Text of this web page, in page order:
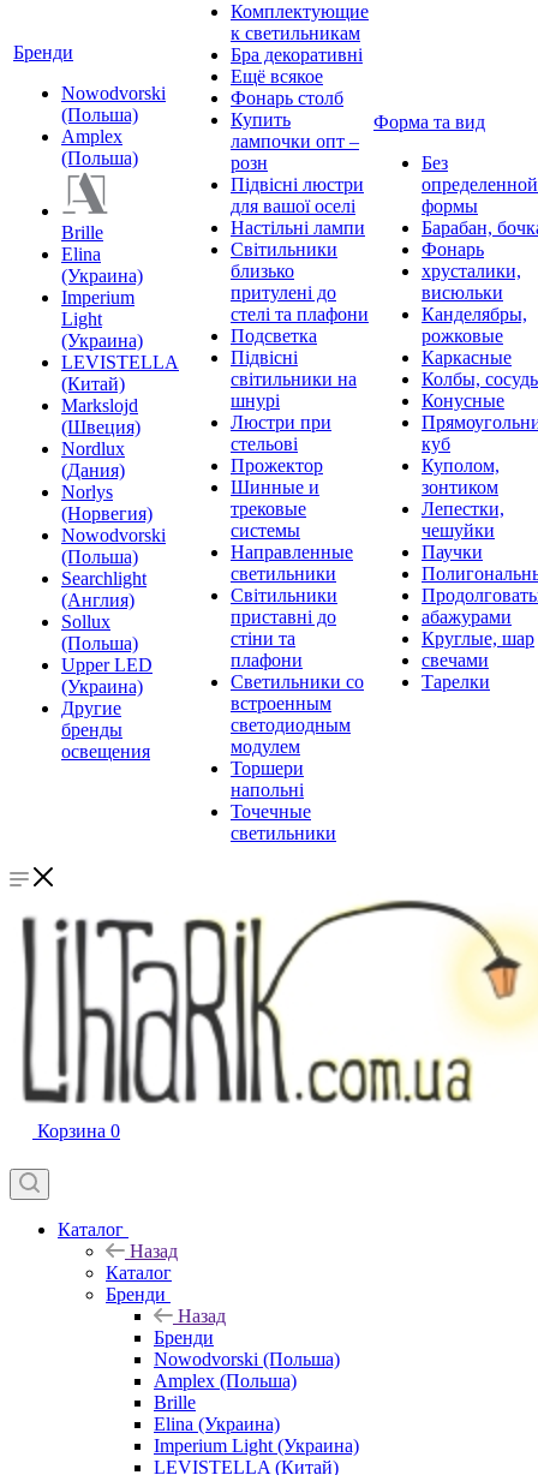
Бренди
Nowodvorski
(Польша)
Amplex
(Польша)
Brille
Elina
(Украина)
Imperium
Light
(Украина)
LEVISTELLA
(Китай)
Markslojd
(Швеция)
Nordlux
(Дания)
Norlys
(Норвегия)
Nowodvorski
(Польша)
Searchlight
(Англия)
Sollux
(Польша)
Upper LED
(Украина)
Другие
бренды
освещения
Комплектующие
к светильникам
Бра декоративні
Ещё всякое
Фонарь столб
Купить
лампочки опт –
розн
Підвісні люстри
для вашої оселі
Настільні лампи
Світильники
близько
притулені до
стелі та плафони
Подсветка
Підвісні
світильники на
шнурі
Люстри при
стельові
Прожектор
Шинные и
трековые
системы
Направленные
светильники
Світильники
приставні до
стіни та
плафони
Светильники со
встроенным
светодиодным
модулем
Торшери
напольні
Точечные
светильники
Форма та вид
Без
определенной
формы
Барабан,
Фонарь
хрусталики,
висюльки
Канделябры,
рожковые
Каркасные
Колбы,
Конусные
куб
Куполом,
зонтиком
Лепестки,
чешуйки
Паучки
абажурами
Круглые, шар
свечами
Тарелки
Корзина 0
Каталог
Назад
Каталог
Бренди
Назад
Бренди
Nowodvorski (Польша)
Amplex (Польша)
Brille
Elina (Украина)
Imperium Light (Украина)
LEVISTELLA (Китай)